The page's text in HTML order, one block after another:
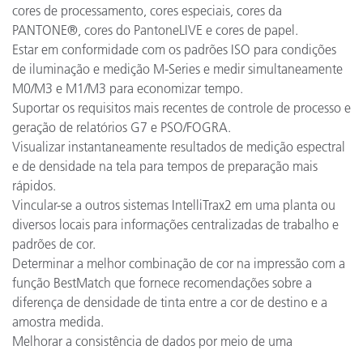
cores de processamento, cores especiais, cores da
PANTONE®, cores do PantoneLIVE e cores de papel.
Estar em conformidade com os padrões ISO para condições
de iluminação e medição M-Series e medir simultaneamente
M0/M3 e M1/M3 para economizar tempo.
Suportar os requisitos mais recentes de controle de processo e
geração de relatórios G7 e PSO/FOGRA.
Visualizar instantaneamente resultados de medição espectral
e de densidade na tela para tempos de preparação mais
rápidos.
Vincular-se a outros sistemas IntelliTrax2 em uma planta ou
diversos locais para informações centralizadas de trabalho e
padrões de cor.
Determinar a melhor combinação de cor na impressão com a
função BestMatch que fornece recomendações sobre a
diferença de densidade de tinta entre a cor de destino e a
amostra medida.
Melhorar a consistência de dados por meio de uma